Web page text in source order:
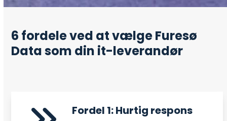
6 fordele ved at vælge Furesø
Data som din it-leverandør
Fordel 1: Hurtig respons